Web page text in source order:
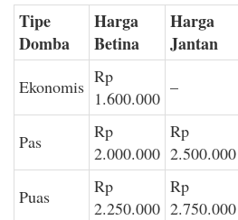
Tipe
Domba
Harga
Betina
Harga
Jantan
Ekonomis Rp
1.600.000
–
Pas
Rp
2.000.000
Rp
2.500.000
Puas
Rp
2.250.000
Rp
2.750.000